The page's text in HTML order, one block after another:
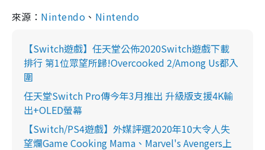
來源： Nintendo 、 Nintendo
【Switch遊戲】任天堂公佈2020Switch遊戲下載
排行 第1位眾望所歸!Overcooked 2/Among Us都入
圍
任天堂Switch Pro傳今年3月推出 升級版支援4K輸
出+OLED螢幕
【Switch/PS4遊戲】外媒評選2020年10大令人失
望爛Game Cooking Mama、Marvel's Avengers上